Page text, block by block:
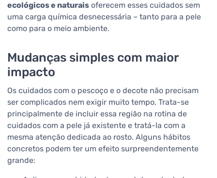
ecológicos e naturais oferecem esses cuidados sem
uma carga química desnecessária – tanto para a pele
como para o meio ambiente.
Mudanças simples com maior
impacto
Os cuidados com o pescoço e o decote não precisam
ser complicados nem exigir muito tempo. Trata-se
principalmente de incluir essa região na rotina de
cuidados com a pele já existente e tratá-la com a
mesma atenção dedicada ao rosto. Alguns hábitos
concretos podem ter um efeito surpreendentemente
grande: